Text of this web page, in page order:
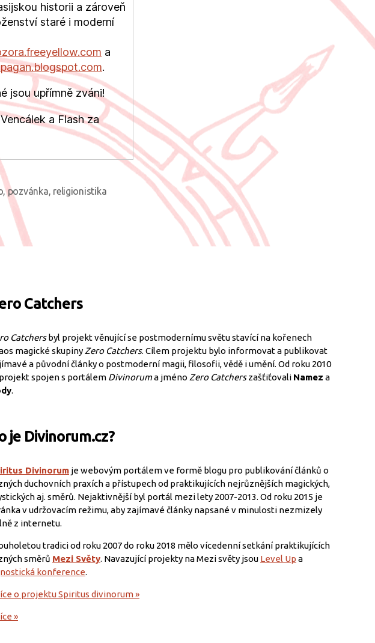
historii a zároveň
staré i moderní
a
com.
jsou upřímně zváni!
a Flash za
,pozvánka, religionistika
Catchers
Catchersbyl projekt věnující se postmodernímu světu stavící na kořenech
magické skupiny Zero Catchers. Cílem projektu bylo informovat a publikovat
a původní články o postmoderní magii, filosofii, vědě i umění. Od roku 2010
spojen s portálem Divinoruma jméno Zero Catcherszašťiťovali Namez a
.
je Divinorum.cz?
Divinorum je webovým portálem ve formě blogu pro publikování článků o
duchovních praxích a přístupech od praktikujících nejrůznějších magických,
aj. směrů. Nejaktivnější byl portál mezi lety 2007-2013. Od roku 2015 je
v udržovacím režimu, aby zajímavé články napsané v minulosti nezmizely
z internetu.
tradici od roku 2007 do roku 2018 mělo vícedenní setkání praktikujících
směrů Mezi Světy. Navazující projekty na Mezi světy jsou Level Up a
konference.
o projektu Spiritus divinorum »
»